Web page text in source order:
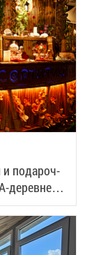
и по­да­роч­
де­ревне